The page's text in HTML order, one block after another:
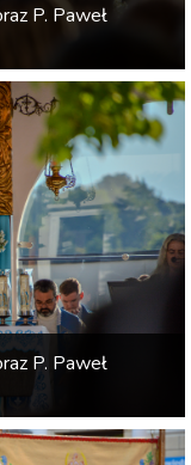
P. Paweł
P. Paweł